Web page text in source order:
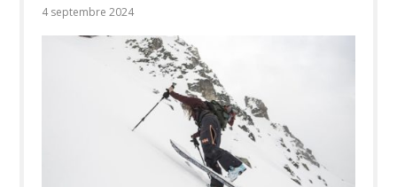
4 septembre 2024